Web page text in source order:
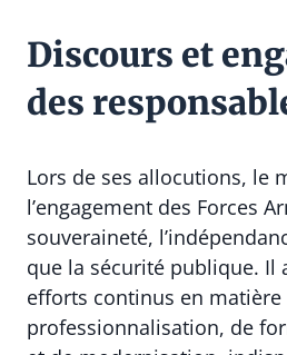
Discours et
des
Lors de ses allocutions, le
l’engagement des Forces
souveraineté,
que la sécurité publique. Il
efforts continus en matière
professionnalisation, de